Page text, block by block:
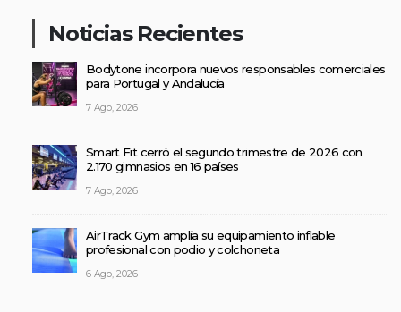
Noticias Recientes
Bodytone incorpora nuevos responsables comerciales
para Portugal y Andalucía
7 Ago, 2026
Smart Fit cerró el segundo trimestre de 2026 con
2.170 gimnasios en 16 países
7 Ago, 2026
AirTrack Gym amplía su equipamiento inflable
profesional con podio y colchoneta
6 Ago, 2026